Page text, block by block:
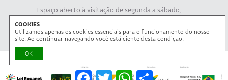
COOKIES
Utilizamos apenas os cookies essenciais para o funcionamento do nosso
site. Ao continuar navegando você está ciente desta condição.
OK
Espaço aberto à visitação de segunda a sábado,
das 8h às 19h. Acompanhe, também, nossa
programação on-line.
Facebook Twitter WhatsApp Share